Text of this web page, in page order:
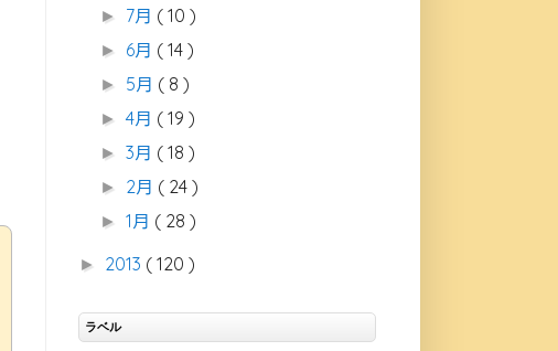
► 7月 ( 10 )
► 6月 ( 14 )
► 5月 ( 8 )
►4月 ( 19 )
►3月 ( 18 )
► 2月 ( 24 )
►1月 ( 28 )
► 2013 ( 120 )
ラベル